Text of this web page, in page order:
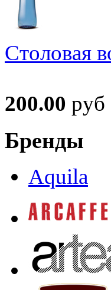
Столовая
200.00 руб
Бренды
Aquila